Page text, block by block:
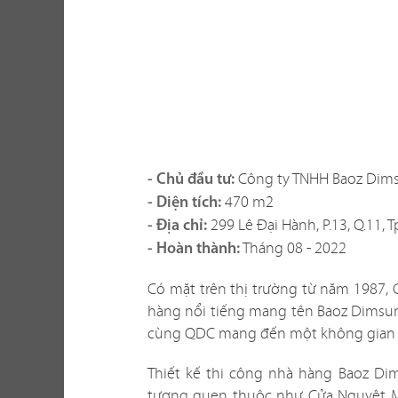
hàng vừa
tố khi thi
với không
Chúng tôi
dễ giải
phương án
- Chủ đầu tư: Công ty TNHH Baoz
- Diện tích:470 m2
- Địa chỉ: 299 Lê Đại Hành, P.13, Q.11,
- Hoàn thành:Tháng 08 - 2022
Có mặt trên thị trường từ năm 1987,
hàng nổi tiếng mang tên Baoz
cùng QDC mang đến một không
Thiết kế thi công nhà hàng Baoz